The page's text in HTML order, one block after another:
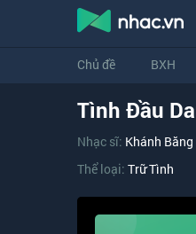
Chủ đề BXH
Tình Đầu
Nhạc sĩ: Khánh Băng
Thể loại: Trữ Tình